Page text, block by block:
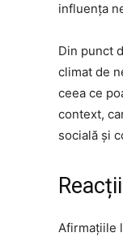
influența
Din punct
climat de
ceea ce
context,
socială și
Afirmațiile